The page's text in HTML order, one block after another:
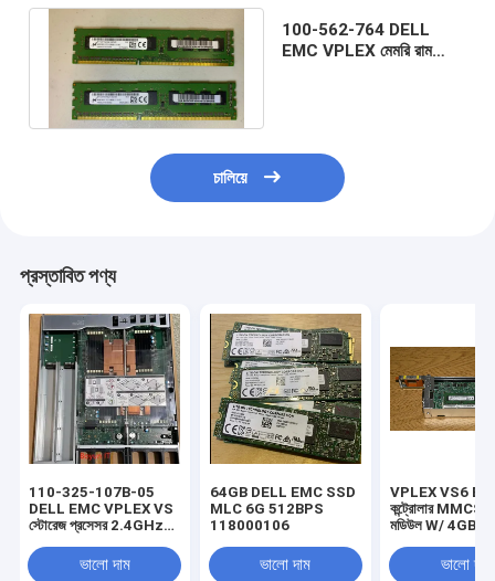
100-562-764 DELL
EMC VPLEX মেমরি রাম
চালিয়ে
প্রস্তাবিত পণ্য
110-325-107B-05
DELL EMC VPLEX VS
স্টোরেজ প্রসেসর 2.4GHz
VPLEX DELL VS6
ভালো দাম
64GB DELL EMC SSD
MLC 6G 512BPS
118000106
ভালো দাম
VPLEX VS6
কন্ট্রোলার MMCS
মডিউল W/ 4GB
100-564-195-
ভালো দাম